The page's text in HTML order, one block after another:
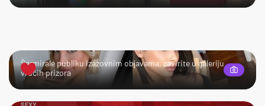
UŽIVAJTE!
Šarmirale publiku izazovnim objavama, zavirite u galeriju
vrućih prizora
SEXY